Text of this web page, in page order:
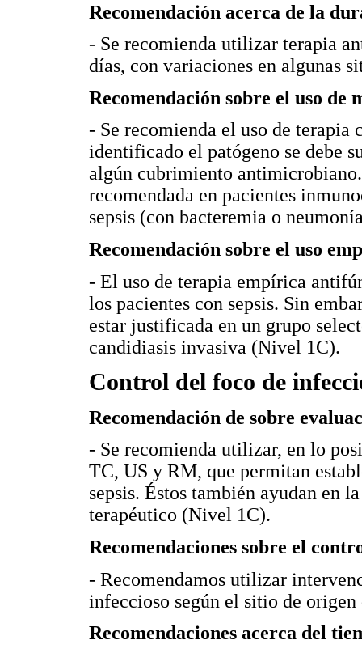
Recomendación acerca de la
- Se recomienda utilizar terapia
días, con variaciones en algunas
Recomendación sobre el uso
- Se recomienda el uso de
identificado el patógeno se debe
algún cubrimiento
recomendada en pacientes
sepsis (con bacteremia o
Recomendación sobre el uso
- El uso de terapia empírica
los pacientes con sepsis. Sin
estar justificada en un grupo
candidiasis invasiva (Nivel 1C).
Control del foco de
Recomendación de sobre
- Se recomienda utilizar, en lo
TC, US y RM, que permitan
sepsis. Éstos también ayudan en
terapéutico (Nivel 1C).
Recomendaciones sobre el
- Recomendamos utilizar
infeccioso según el sitio de
Recomendaciones acerca del